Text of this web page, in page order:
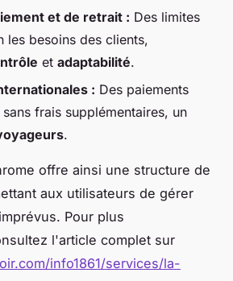
et de retrait : Des limites
les besoins des clients,
et adaptabilité.
: Des paiements
frais supplémentaires, un
.
offre ainsi une structure de
aux utilisateurs de gérer
Pour plus
l'article complet sur
info1861/services/la-